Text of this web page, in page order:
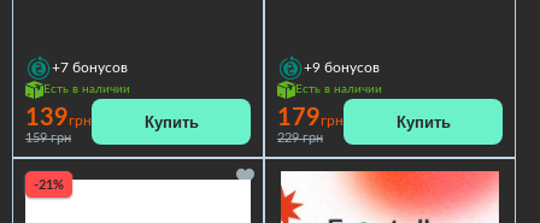
+7 бонусов
Есть в наличии
139грн
159 грн
Купить
+9 бонусов
Есть в наличии
179грн
229 грн
Купить
-21%